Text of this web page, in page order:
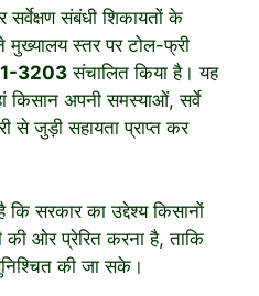
संबंधी शिकायतों के
मुख्यालय स्तर पर टोल-फ्री
3203 संचालित किया है। यह
किसान अपनी समस्याओं, सर्वे
से जुड़ी सहायता प्राप्त कर
कि सरकार का उद्देश्य किसानों
ओर प्रेरित करना है, ताकि
की जा सके।